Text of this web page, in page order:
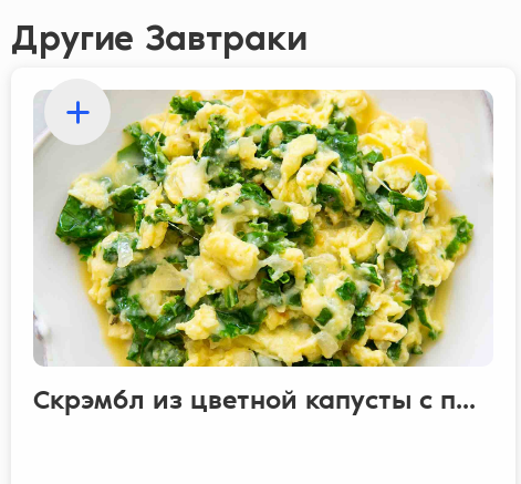
Другие Завтраки
Скрэмбл из цветной капусты с п...